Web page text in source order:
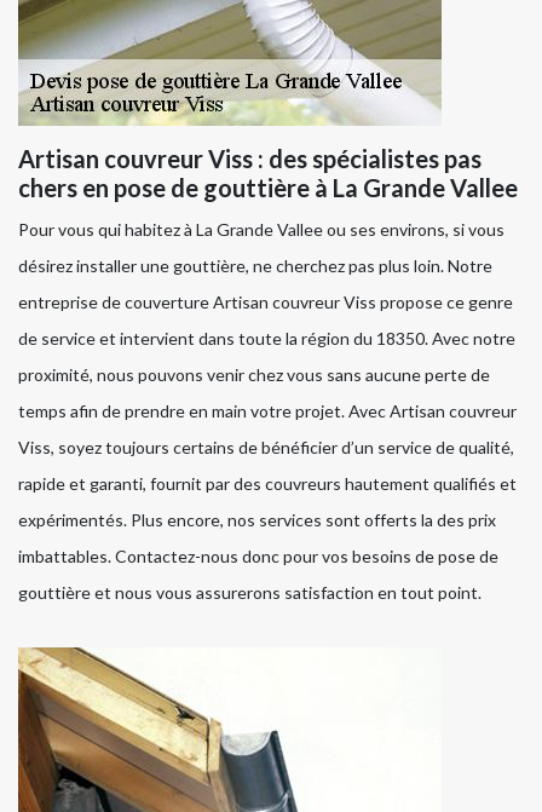
Artisan couvreur Viss : des spécialistes pas
chers en pose de gouttière à La Grande Vallee
Pour vous qui habitez à La Grande Vallee ou ses environs, si vous
désirez installer une gouttière, ne cherchez pas plus loin. Notre
entreprise de couverture Artisan couvreur Viss propose ce genre
de service et intervient dans toute la région du 18350. Avec notre
proximité, nous pouvons venir chez vous sans aucune perte de
temps afin de prendre en main votre projet. Avec Artisan couvreur
Viss, soyez toujours certains de bénéficier d’un service de qualité,
rapide et garanti, fournit par des couvreurs hautement qualifiés et
expérimentés. Plus encore, nos services sont offerts la des prix
imbattables. Contactez-nous donc pour vos besoins de pose de
gouttière et nous vous assurerons satisfaction en tout point.